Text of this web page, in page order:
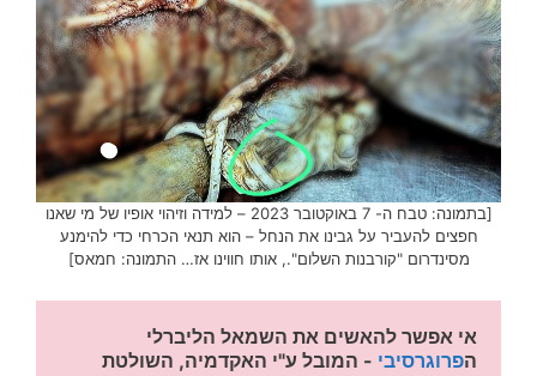
[בתמונה: טבח ה- 7 באוקטובר 2023 – למידה וזיהוי אופיו של מי שאנו
חפצים להעביר על גבינו את הנחל – הוא תנאי הכרחי כדי להימנע
מסינדרום "קורבנות השלום"., אותו חווינו אז… התמונה: חמאס]
הפרוגרסיבי